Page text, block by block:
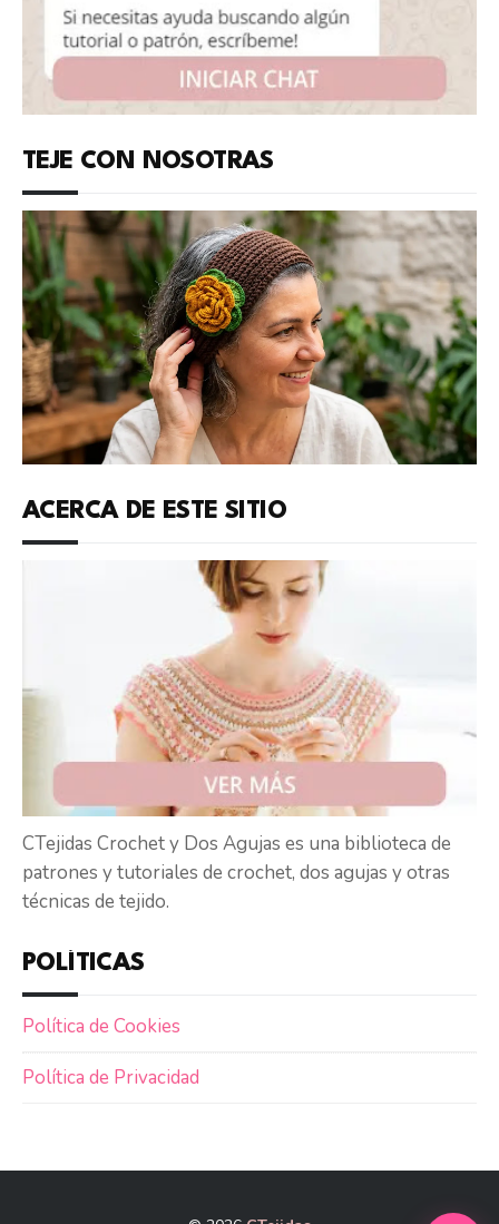
TEJE CON NOSOTRAS
ACERCA DE ESTE SITIO
CTejidas Crochet y Dos Agujas es una biblioteca de
patrones y tutoriales de crochet, dos agujas y otras
técnicas de tejido.
POLÍTICAS
Política de Cookies
Política de Privacidad